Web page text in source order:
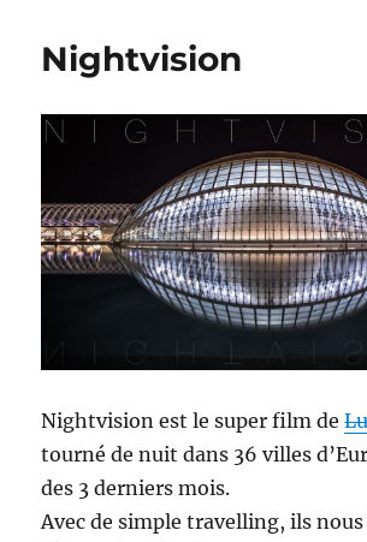
Nightvision
Nightvision est le super film de
tourné de nuit dans 36 villes
des 3 derniers mois.
Avec de simple travelling, ils